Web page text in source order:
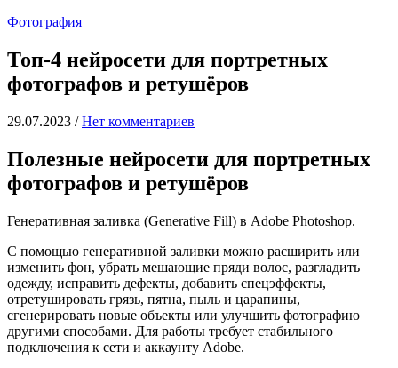
Фотография
Топ-4 нейросети для портретных
фотографов и ретушёров
29.07.2023 / Нет комментариев
Полезные нейросети для портретных
фотографов и ретушёров
Генеративная заливка (Generative Fill) в Adobe Photoshop.
С помощью генеративной заливки можно расширить или
изменить фон, убрать мешающие пряди волос, разгладить
одежду, исправить дефекты, добавить спецэффекты,
отретушировать грязь, пятна, пыль и царапины,
сгенерировать новые объекты или улучшить фотографию
другими способами. Для работы требует стабильного
подключения к сети и аккаунту Adobe.